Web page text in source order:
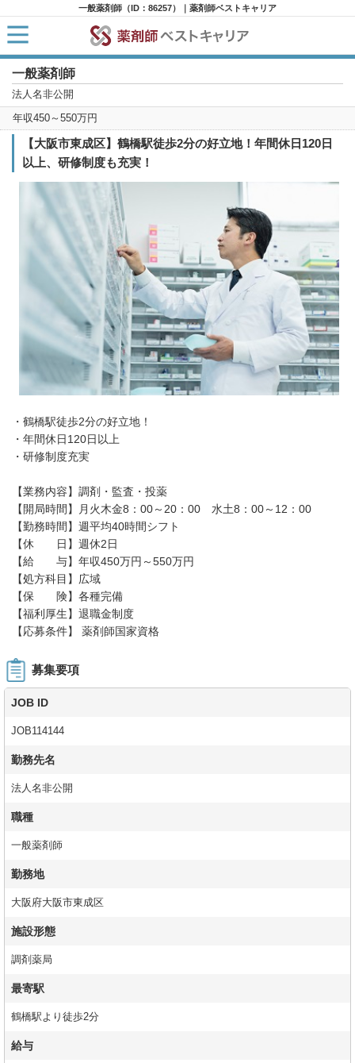
一般薬剤師（ID：86257）｜薬剤師ベストキャリア
一般薬剤師
法人名非公開
年収450～550万円
【大阪市東成区】鶴橋駅徒歩2分の好立地！年間休日120日
以上、研修制度も充実！
・鶴橋駅徒歩2分の好立地！
・年間休日120日以上
・研修制度充実
【業務内容】調剤・監査・投薬
【開局時間】月火木金8：00～20：00 水土8：00～12：00
【勤務時間】週平均40時間シフト
【休 日】週休2日
【給 与】年収450万円～550万円
【処方科目】広域
【保 険】各種完備
【福利厚生】退職金制度
【応募条件】 薬剤師国家資格
募集要項
JOB ID
JOB114144
勤務先名
法人名非公開
職種
一般薬剤師
勤務地
大阪府大阪市東成区
施設形態
調剤薬局
最寄駅
鶴橋駅より徒歩2分
給与
HOME
求人検索
新着求人
求人ランキング
キャリアアドバイザー紹介
コラム
転職支援サービスに申し込む